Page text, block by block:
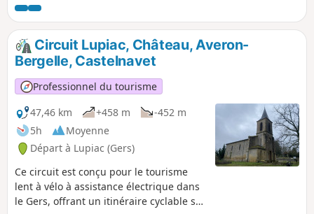
campagne et de nombreux sites et villages historiques du
Gers. Le point culminant de cet itinéraire est le magnifique
village de Montesquiou et le Lac Saint-Laurent où vous
pouvez vous arrêter pour une promenade panoramique et
prendre un pique-nique.
Circuit Lupiac, Château, Averon-
Bergelle, Castelnavet
Professionnel du tourisme
47,46 km
+458 m
-452 m
5h
Moyenne
Départ à Lupiac (Gers)
Ce circuit est conçu pour le tourisme
lent à vélo à assistance électrique dans
le Gers, offrant un itinéraire cyclable sûr